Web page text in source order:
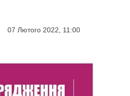
07 Лютого 2022, 11:00